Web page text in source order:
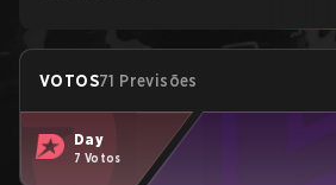
VOTOS71 Previsões
Day
7 Votos